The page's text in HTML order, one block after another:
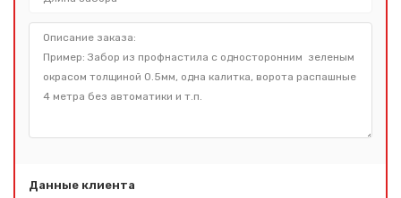
Данные клиента